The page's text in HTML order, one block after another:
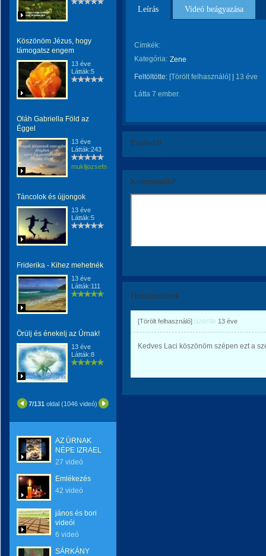
Köszönöm Jézus, hogy
támogatsz engem
13 éve
Látták:5
Oláh Gabriella Föld az
Éggel
13 éve
Látták:243
muklijozsefnemargit
Táncolok és újjongok
13 éve
Látták:5
Friderika - Kihez mehetnék
13 éve
Látták:111
Örülj és énekelj az Úrnak!
13 éve
Látták:8
7/131 oldal (1046 videó)
AZ ÚRNAK
NÉPE IZRAEL
27 videó
Emlékezés
42 videó
jános és bori
videói
6 videó
SÁRKÁNY
Leírás Videó beágyazása
Címkék:
Kategória: Zene
Feltöltötte: [Törölt felhasználó] 13 éve
Látta 7 ember.
Értékeld!
Kommentáld!
Hozzászólások
[Törölt felhasználó] üzente 13 éve
Kedves Laci köszönöm szépen ezt a